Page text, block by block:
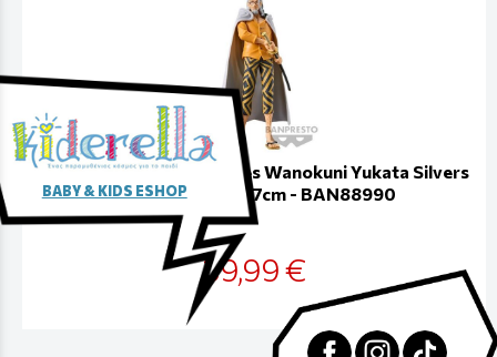
One Piece Grandline Series Wanokuni Yukata Silvers
Rayleigh Figure 17cm - BAN88990
39,99 €
BABY & KIDS ESHOP